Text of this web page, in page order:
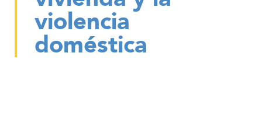
violencia
doméstica